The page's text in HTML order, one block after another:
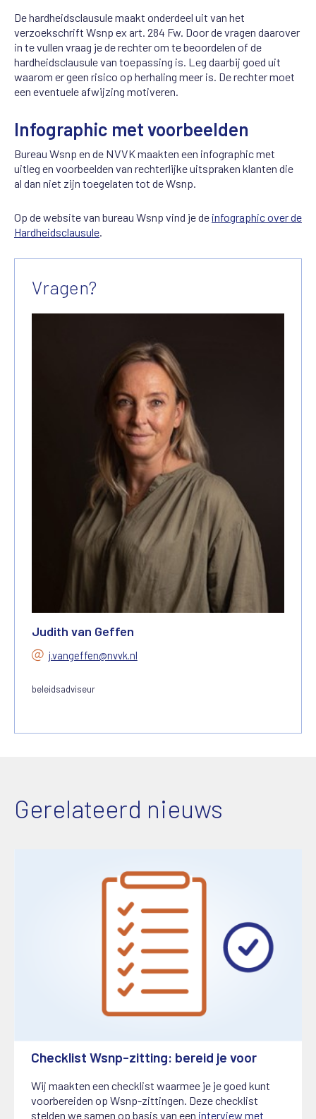
De hardheidsclausule maakt onderdeel uit van het
verzoekschrift Wsnp ex art. 284 Fw. Door de vragen daarover
in te vullen vraag je de rechter om te beoordelen of de
hardheidsclausule van toepassing is. Leg daarbij goed uit
waarom er geen risico op herhaling meer is. De rechter moet
een eventuele afwijzing motiveren.
Infographic met voorbeelden
Bureau Wsnp en de NVVK maakten een infographic met
uitleg en voorbeelden van rechterlijke uitspraken klanten die
al dan niet zijn toegelaten tot de Wsnp.
Op de website van bureau Wsnp vind je de infographic over de
Hardheidsclausule.
Vragen?
Judith van Geffen
j.vangeffen@nvvk.nl
beleidsadviseur
Gerelateerd nieuws
Checklist Wsnp-zitting: bereid je voor
1 januari 2026
Wij maakten een checklist waarmee je je goed kunt
voorbereiden op Wsnp-zittingen. Deze checklist
stelden we samen op basis van een interview met